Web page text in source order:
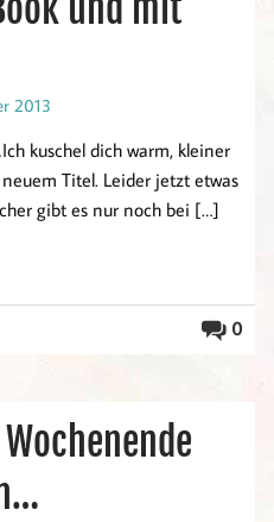
und mit
2013
kuschel dich warm, kleiner
Titel. Leider jetzt etwas
gibt es nur noch bei […]
0